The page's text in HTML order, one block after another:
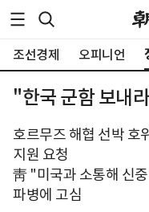
조선경제 오피니언
"한국 군함 보내
호르무즈 해협 선박 호
지원 요청
靑 "미국과 소통해 신
파병에 고심